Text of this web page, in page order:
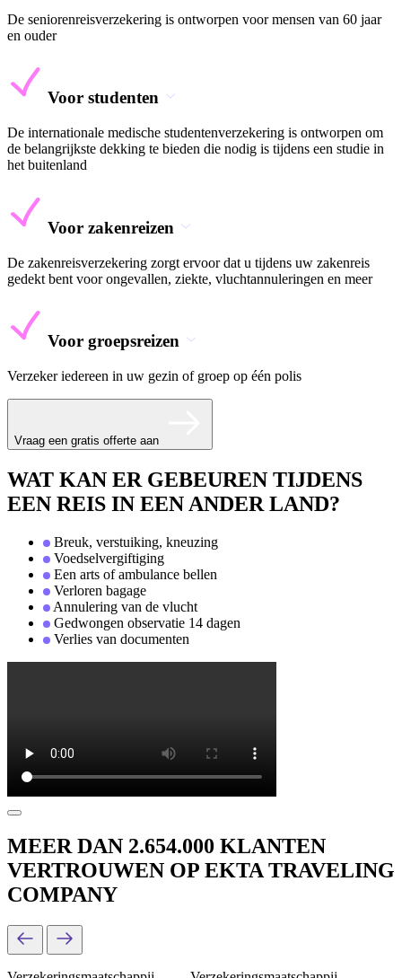
De seniorenreisverzekering is ontworpen voor mensen van 60 jaar
en ouder
Voor studenten
De internationale medische studentenverzekering is ontworpen om
de belangrijkste dekking te bieden die nodig is tijdens een studie in
het buitenland
Voor zakenreizen
De zakenreisverzekering zorgt ervoor dat u tijdens uw zakenreis
gedekt bent voor ongevallen, ziekte, vluchtannuleringen en meer
Voor groepsreizen
Verzeker iedereen in uw gezin of groep op één polis
Vraag een gratis offerte aan
WAT KAN ER GEBEUREN TIJDENS
EEN REIS IN EEN ANDER LAND?
Breuk, verstuiking, kneuzing
Voedselvergiftiging
Een arts of ambulance bellen
Verloren bagage
Annulering van de vlucht
Gedwongen observatie 14 dagen
Verlies van documenten
MEER DAN 2.654.000 KLANTEN
VERTROUWEN OP EKTA TRAVELING
COMPANY